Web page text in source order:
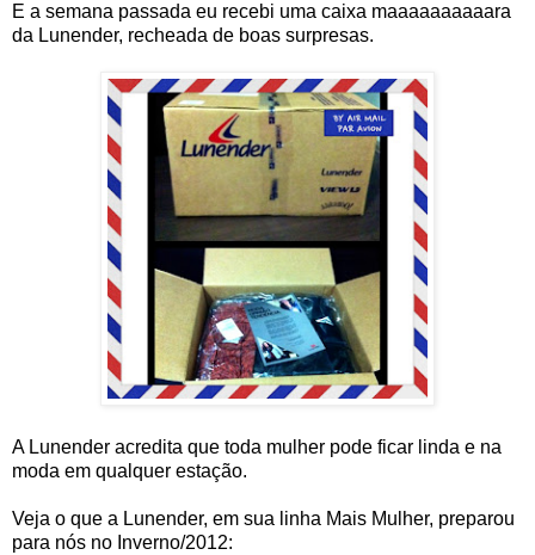
E a semana passada eu recebi uma caixa maaaaaaaaaara
da Lunender, recheada de boas surpresas.
A Lunender acredita que toda mulher pode ficar linda e na
moda em qualquer estação.
Veja o que a Lunender, em sua linha Mais Mulher, preparou
para nós no Inverno/2012: